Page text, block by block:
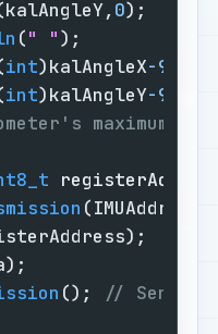
0);
(" ");
int)kalAngleX-90
int)kalAngleY-90
maximum
();
// Send